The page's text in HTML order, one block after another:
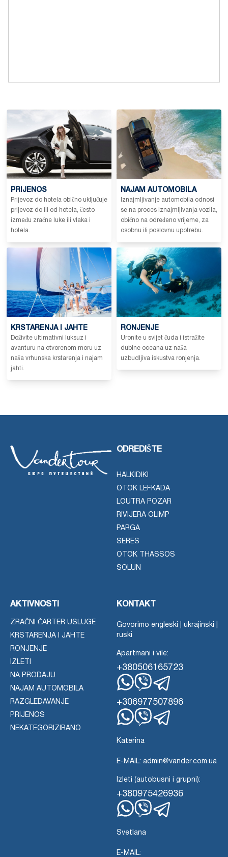
PRIJENOS
Prijevoz do hotela obično uključuje
prijevoz do ili od hotela, često
između zračne luke ili vlaka i
hotela.
NAJAM AUTOMOBILA
Iznajmljivanje automobila odnosi
se na proces iznajmljivanja vozila,
obično na određeno vrijeme, za
osobnu ili poslovnu upotrebu.
KRSTARENJA I JAHTE
Doživite ultimativni luksuz i
avanturu na otvorenom moru uz
naša vrhunska krstarenja i najam
jahti.
RONJENJE
Uronite u svijet čuda i istražite
dubine oceana uz naša
uzbudljiva iskustva ronjenja.
ODREDIŠTE
HALKIDIKI
OTOK LEFKADA
LOUTRA POZAR
RIVIJERA OLIMP
PARGA
SERES
OTOK THASSOS
SOLUN
AKTIVNOSTI
ZRAČNI ČARTER USLUGE
KRSTARENJA I JAHTE
RONJENJE
IZLETI
NA PRODAJU
NAJAM AUTOMOBILA
RAZGLEDAVANJE
PRIJENOS
NEKATEGORIZIRANO
KONTAKT
Govorimo engleski | ukrajinski |
ruski
Apartmani i vile:
+380506165723
WhatsApp
ViberTelegram
+306977507896
Katerina
E-MAIL: admin@vander.com.ua
Izleti (autobusni i grupni):
+380975426936
Svetlana
E-MAIL: